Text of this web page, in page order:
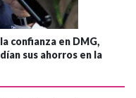
confianza en DMG,
sus ahorros en la